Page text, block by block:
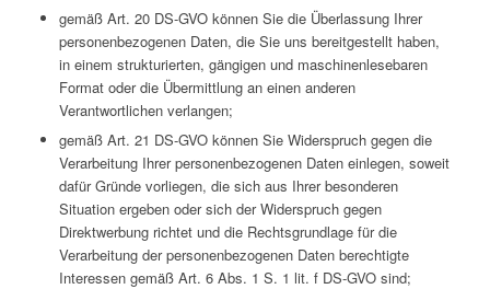
gemäß Art. 20 DS-GVO können Sie die Überlassung Ihrer
personenbezogenen Daten, die Sie uns bereitgestellt haben,
in einem strukturierten, gängigen und maschinenlesebaren
Format oder die Übermittlung an einen anderen
Verantwortlichen verlangen;
gemäß Art. 21 DS-GVO können Sie Widerspruch gegen die
Verarbeitung Ihrer personenbezogenen Daten einlegen, soweit
dafür Gründe vorliegen, die sich aus Ihrer besonderen
Situation ergeben oder sich der Widerspruch gegen
Direktwerbung richtet und die Rechtsgrundlage für die
Verarbeitung der personenbezogenen Daten berechtigte
Interessen gemäß Art. 6 Abs. 1 S. 1 lit. f DS-GVO sind;